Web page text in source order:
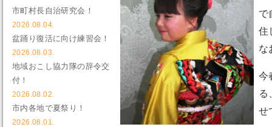
で
住
な
今
る
せ
市町村長自治研究会！
2026.08.04.
盆踊り復活に向け練習会！
2026.08.03.
地域おこし協力隊の辞令交
付！
2026.08.02.
市内各地で夏祭り！
2026.08.01.